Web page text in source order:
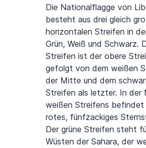
Die Nationalflagge von
besteht aus drei gleich
horizontalen Streifen in
Grün, Weiß und Schwarz.
Streifen ist der obere
gefolgt von dem weißen
der Mitte und dem
Streifen als letzter. In der
weißen Streifens befindet
rotes, fünfzackiges
Der grüne Streifen steht
Wüsten der Sahara, der